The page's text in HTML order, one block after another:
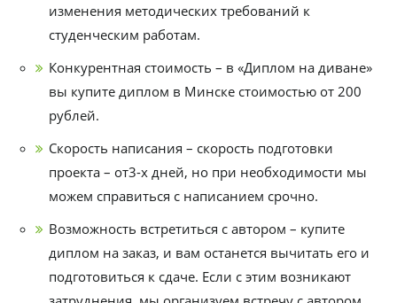
изменения методических требований к
студенческим работам.
Конкурентная стоимость – в «Диплом на диване»
вы купите диплом в Минске стоимостью от 200
рублей.
Скорость написания – скорость подготовки
проекта – от3-х дней, но при необходимости мы
можем справиться с написанием срочно.
Возможность встретиться с автором – купите
диплом на заказ, и вам останется вычитать его и
подготовиться к сдаче. Если с этим возникают